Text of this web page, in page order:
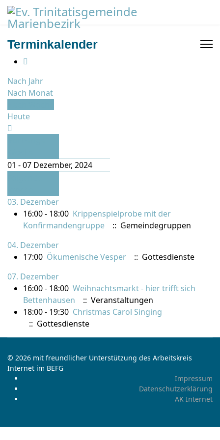
Terminkalender
Nach Jahr
Nach Monat
Heute
01 - 07 Dezember, 2024
03. Dezember
16:00 - 18:00 Krippenspielprobe mit der
Konfirmandengruppe
:: Gemeindegruppen
04. Dezember
17:00 Ökumenische Vesper
:: Gottesdienste
07. Dezember
16:00 - 18:00 Weihnachtsmarkt - hier trifft sich
Bettenhausen
:: Veranstaltungen
18:00 - 19:30 Christmas Carol Singing
:: Gottesdienste
© 2026 mit freundlicher Unterstützung des Arbeitskreis
Internet im BEFG
Impressum
Datenschutzerklärung
AK Internet